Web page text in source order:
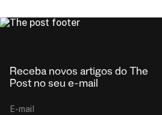
Receba novos artigos do The
Post no seu e-mail
E-mail